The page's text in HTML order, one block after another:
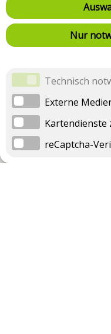
Nur
Technisch
Externe
Kartendienste
reCaptcha-